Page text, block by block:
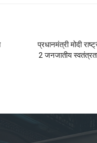
प्रधानमंत्री मोदी
2 जनजातीय